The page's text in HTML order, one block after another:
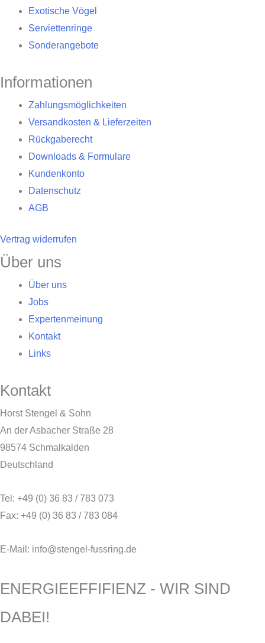
Exotische Vögel
Serviettenringe
Sonderangebote
Informationen
Zahlungsmöglichkeiten
Versandkosten & Lieferzeiten
Rückgaberecht
Downloads & Formulare
Kundenkonto
Datenschutz
AGB
Vertrag widerrufen
Über uns
Über uns
Jobs
Expertenmeinung
Kontakt
Links
Kontakt
Horst Stengel & Sohn
An der Asbacher Straße 28
98574 Schmalkalden
Deutschland
Tel: +49 (0) 36 83 / 783 073
Fax: +49 (0) 36 83 / 783 084
E-Mail: info@stengel-fussring.de
ENERGIEEFFIFIENZ - WIR SIND
DABEI!